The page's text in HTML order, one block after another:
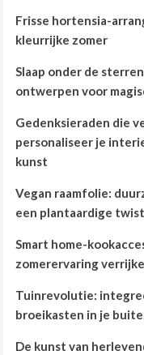
Frisse hortensia-
kleurrijke zomer
Slaap onder de
ontwerpen voor
Gedenksieraden die
personaliseer je
kunst
Vegan raamfolie:
een plantaardige twist
Smart home-
zomerervaring
Tuinrevolutie:
broeikasten in je
De kunst van